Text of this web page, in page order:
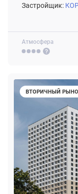
Атмосфера
Застройщик:
ВТОРИЧНЫЙ